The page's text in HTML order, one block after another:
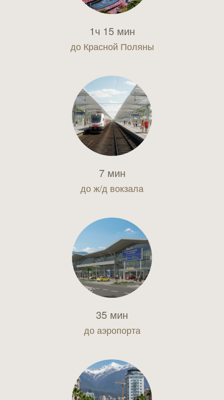
1ч 15 мин
до Красной Поляны
7 мин
до ж/д вокзала
35 мин
до аэропорта